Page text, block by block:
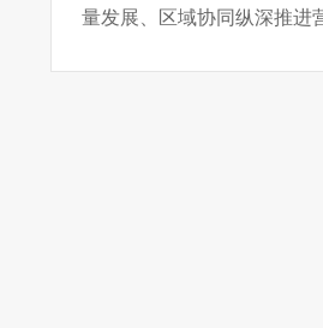
量发展、区域协同纵深推进